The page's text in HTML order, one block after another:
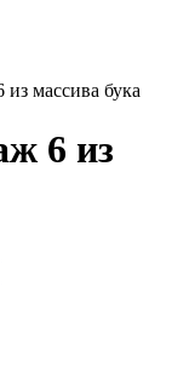
массива бука
6 из